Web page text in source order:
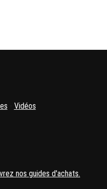
Vidéos
nos guides d'achats.